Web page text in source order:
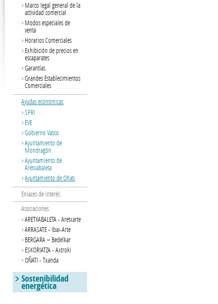
Marco legal general de la
actividad comercial
Modos especiales de
venta
Horarios Comerciales
Exhibición de precios en
escaparates
Garantías
Grandes Establecimientos
Comerciales
Ayudas económicas
SPRI
EVE
Gobierno Vasco
Ayuntamiento de
Mondragón
Ayuntamiento de
Aretxabaleta
Ayuntamiento de Oñati
Enlaces de interés
Asociaciones
ARETXABALETA - Aretxarte
ARRASATE - Ibai-Arte
BERGARA – Bedelkar
ESKORIATZA - Axtroki
OÑATI - Txanda
Sostenibilidad
energética